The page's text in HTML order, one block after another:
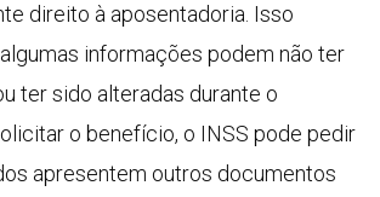
direito à aposentadoria. Isso
informações podem não ter
ter sido alteradas durante o
o benefício, o INSS pode pedir
apresentem outros documentos